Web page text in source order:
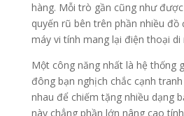
hàng. Mỗi trò gần cũng như
quyến rũ bên trên phần nhiều
máy vi tính mang lại điện thoại di
Một công năng nhất là hệ thống
đông bạn nghịch chắc cạnh
nhau để chiếm tặng nhiều dạng
này chẳng phần lớn nâng cao